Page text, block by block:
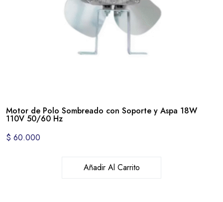
Motor de Polo Sombreado con Soporte y Aspa 18W
110V 50/60 Hz
$ 60.000
Añadir Al Carrito